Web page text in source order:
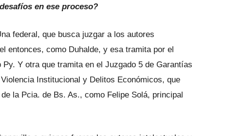
en ese proceso?
federal, que busca juzgar a los autores
entonces, como Duhalde, y esa tramita por el
Y otra que tramita en el Juzgado 5 de Garantías
Institucional y Delitos Económicos, que
la Pcia. de Bs. As., como Felipe Solá, principal